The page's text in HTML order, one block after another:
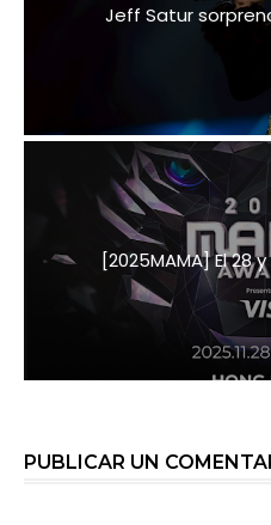
Jeff Satur
[2025MAMA] El 28
PUBLICAR UN